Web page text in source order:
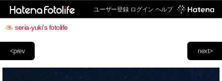
ユーザー登録 ログイン ヘルプ
seria-yuki's fotolife
next>
<prev